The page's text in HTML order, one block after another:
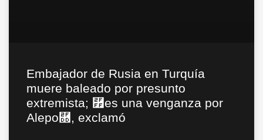
Embajador de Rusia en Turquía
muere baleado por presunto
extremista; ⿿es una venganza por
Alepo⿝, exclamó